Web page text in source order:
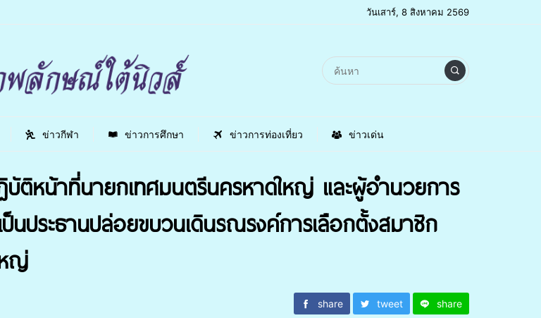
วันเสาร์, 8 สิงหาคม 2569
ข่าวกีฬา ข่าวการศึกษา ข่าวการท่องเที่ยว ข่าวเด่น
บัติหน้าที่นายกเทศมนตรีนครหาดใหญ่ และผู้อำนวยการ
นประธานปล่อยขบวนเดินรณรงค์การเลือกตั้งสมาชิก
ญ่
share tweet share